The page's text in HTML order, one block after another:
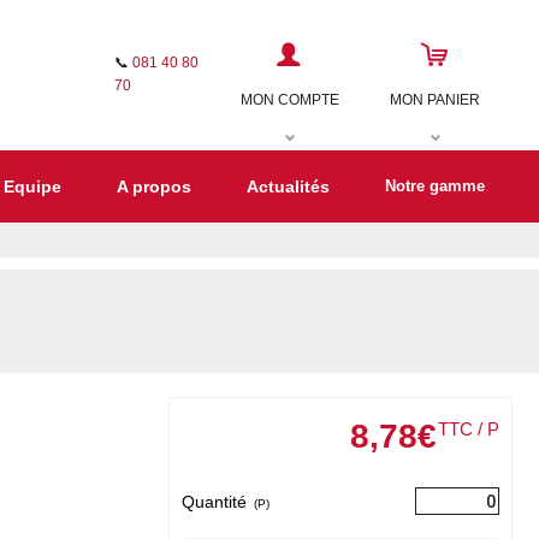
📞 081 40 80
70
MON COMPTE
MON PANIER
Equipe A propos Actualités Notre gamme
8,78€TTC / P
Quantité (P)